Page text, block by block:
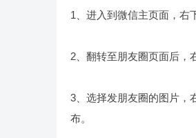
1、进入到微信主页面，右
2、翻转至朋友圈页面后，
3、选择发朋友圈的图片，
布。